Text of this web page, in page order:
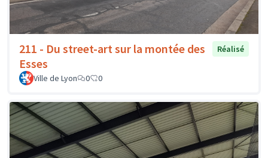
211 - Du street-art sur la montée des
Esses
Réalisé
Ville de Lyon 0 0